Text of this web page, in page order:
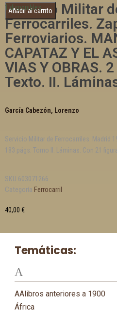
Temáticas:
A
AAlibros anteriores a 1900
África
Servicio Militar
Ferrocarriles.
Ferroviarios.
CAPATAZ Y EL
VIAS Y OBRAS.
Texto. II.
García Cabezón, Lorenzo
Servicio Militar de Ferrocarriles. Madrid
183 págs. Tomo II. Láminas. Con 21
SKU 603071266
Categoría Ferrocarril
40,00 €
1 disponibles
Añadir al carrito